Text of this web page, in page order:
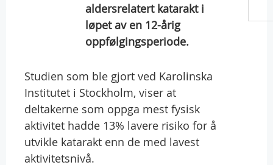
aldersrelatert katarakt i
løpet av en 12-årig
oppfølgingsperiode.
Studien som ble gjort ved Karolinska
Institutet i Stockholm, viser at
deltakerne som oppga mest fysisk
aktivitet hadde 13% lavere risiko for å
utvikle katarakt enn de med lavest
aktivitetsnivå.